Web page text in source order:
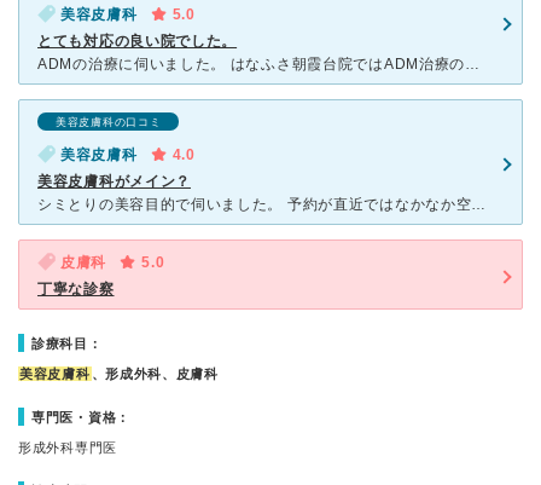
美容皮膚科
5.0
とても対応の良い院でした。
ADMの治療に伺いました。 はなふさ朝霞台院ではADM治療の保険適用ができます。 同じはなふさグループでも、保険適用できる院とできない院があるようですので、事前確認が必要です。 2022/02/
美容皮膚科の口コミ
美容皮膚科
4.0
美容皮膚科がメイン？
シミとりの美容目的で伺いました。 予約が直近ではなかなか空いていないので、一ヶ月ほど先で予約をとりました。 待合室でも美容施術の方が多い印象でした。 施術にあたって、説明担当の方が１人ついてくだ
皮膚科
5.0
丁寧な診察
診療科目：
美容皮膚科 、形成外科、皮膚科
専門医・資格：
形成外科専門医